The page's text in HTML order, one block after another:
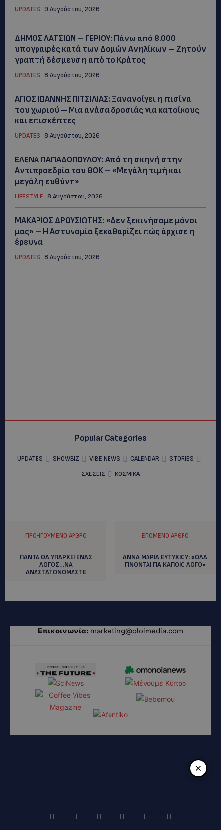
UPDATES 9 Αυγούστου, 2026
ΔΗΜΟΣ ΛΑΤΣΙΩΝ – ΓΕΡΙΟΥ: Πάνω από 8.000
υπογραφές κατά των Δομών Ανηλίκων – Ζητούν
γραπτή δέσμευση από το Κράτος
UPDATES 8 Αυγούστου, 2026
ΑΓΙΟΣ ΙΩΑΝΝΗΣ ΠΙΤΣΙΛΙΑΣ: Ξανανοίγει η πισίνα
του χωριού – Μια ανάσα δροσιάς για κατοίκους
και επισκέπτες
UPDATES 8 Αυγούστου, 2026
ΕΛΕΝΑ ΠΑΠΑΔΟΠΟΥΛΟΥ: Από τη σκηνή στην
Αντιπροεδρία του ΘΟΚ – «Μεγάλη τιμή και
μεγάλη ευθύνη»
LIFESTYLE 8 Αυγούστου, 2026
ΜΑΚΑΡΙΟΣ ΔΡΟΥΣΙΩΤΗΣ: «Δεν ξεκινήσαμε μόνοι
μας» – Η Αστυνομία ξεκαθαρίζει πώς άρχισε η
έρευνα
UPDATES 8 Αυγούστου, 2026
Popular Categories
UPDATES SHOWBIZ VIBE NEWS CALENDAR
STORIES
ΣΧΕΣΕΙΣ
ΚΟΣΜΙΚΑ
ΠΡΟΗΓΟΎΜΕΝΟ ΆΡΘΡΟ
ΠΑΝΤΑ ΘΑ ΥΠΑΡΧΕΙ ΕΝΑΣ
ΛΟΓΟΣ…ΝΑ
ΑΝΑΣΤΑΤΩΝΟΜΑΣΤΕ
ΕΠΌΜΕΝΟ ΆΡΘΡΟ
ΑΝΝΑ ΜΑΡΙΑ ΕΥΤΥΧΙΟΥ: «ΟΛΑ
ΓΙΝΟΝΤΑΙ ΓΙΑ ΚΑΠΟΙΟ ΛΟΓΟ»
Επικοινωνία: marketing@oloimedia.com